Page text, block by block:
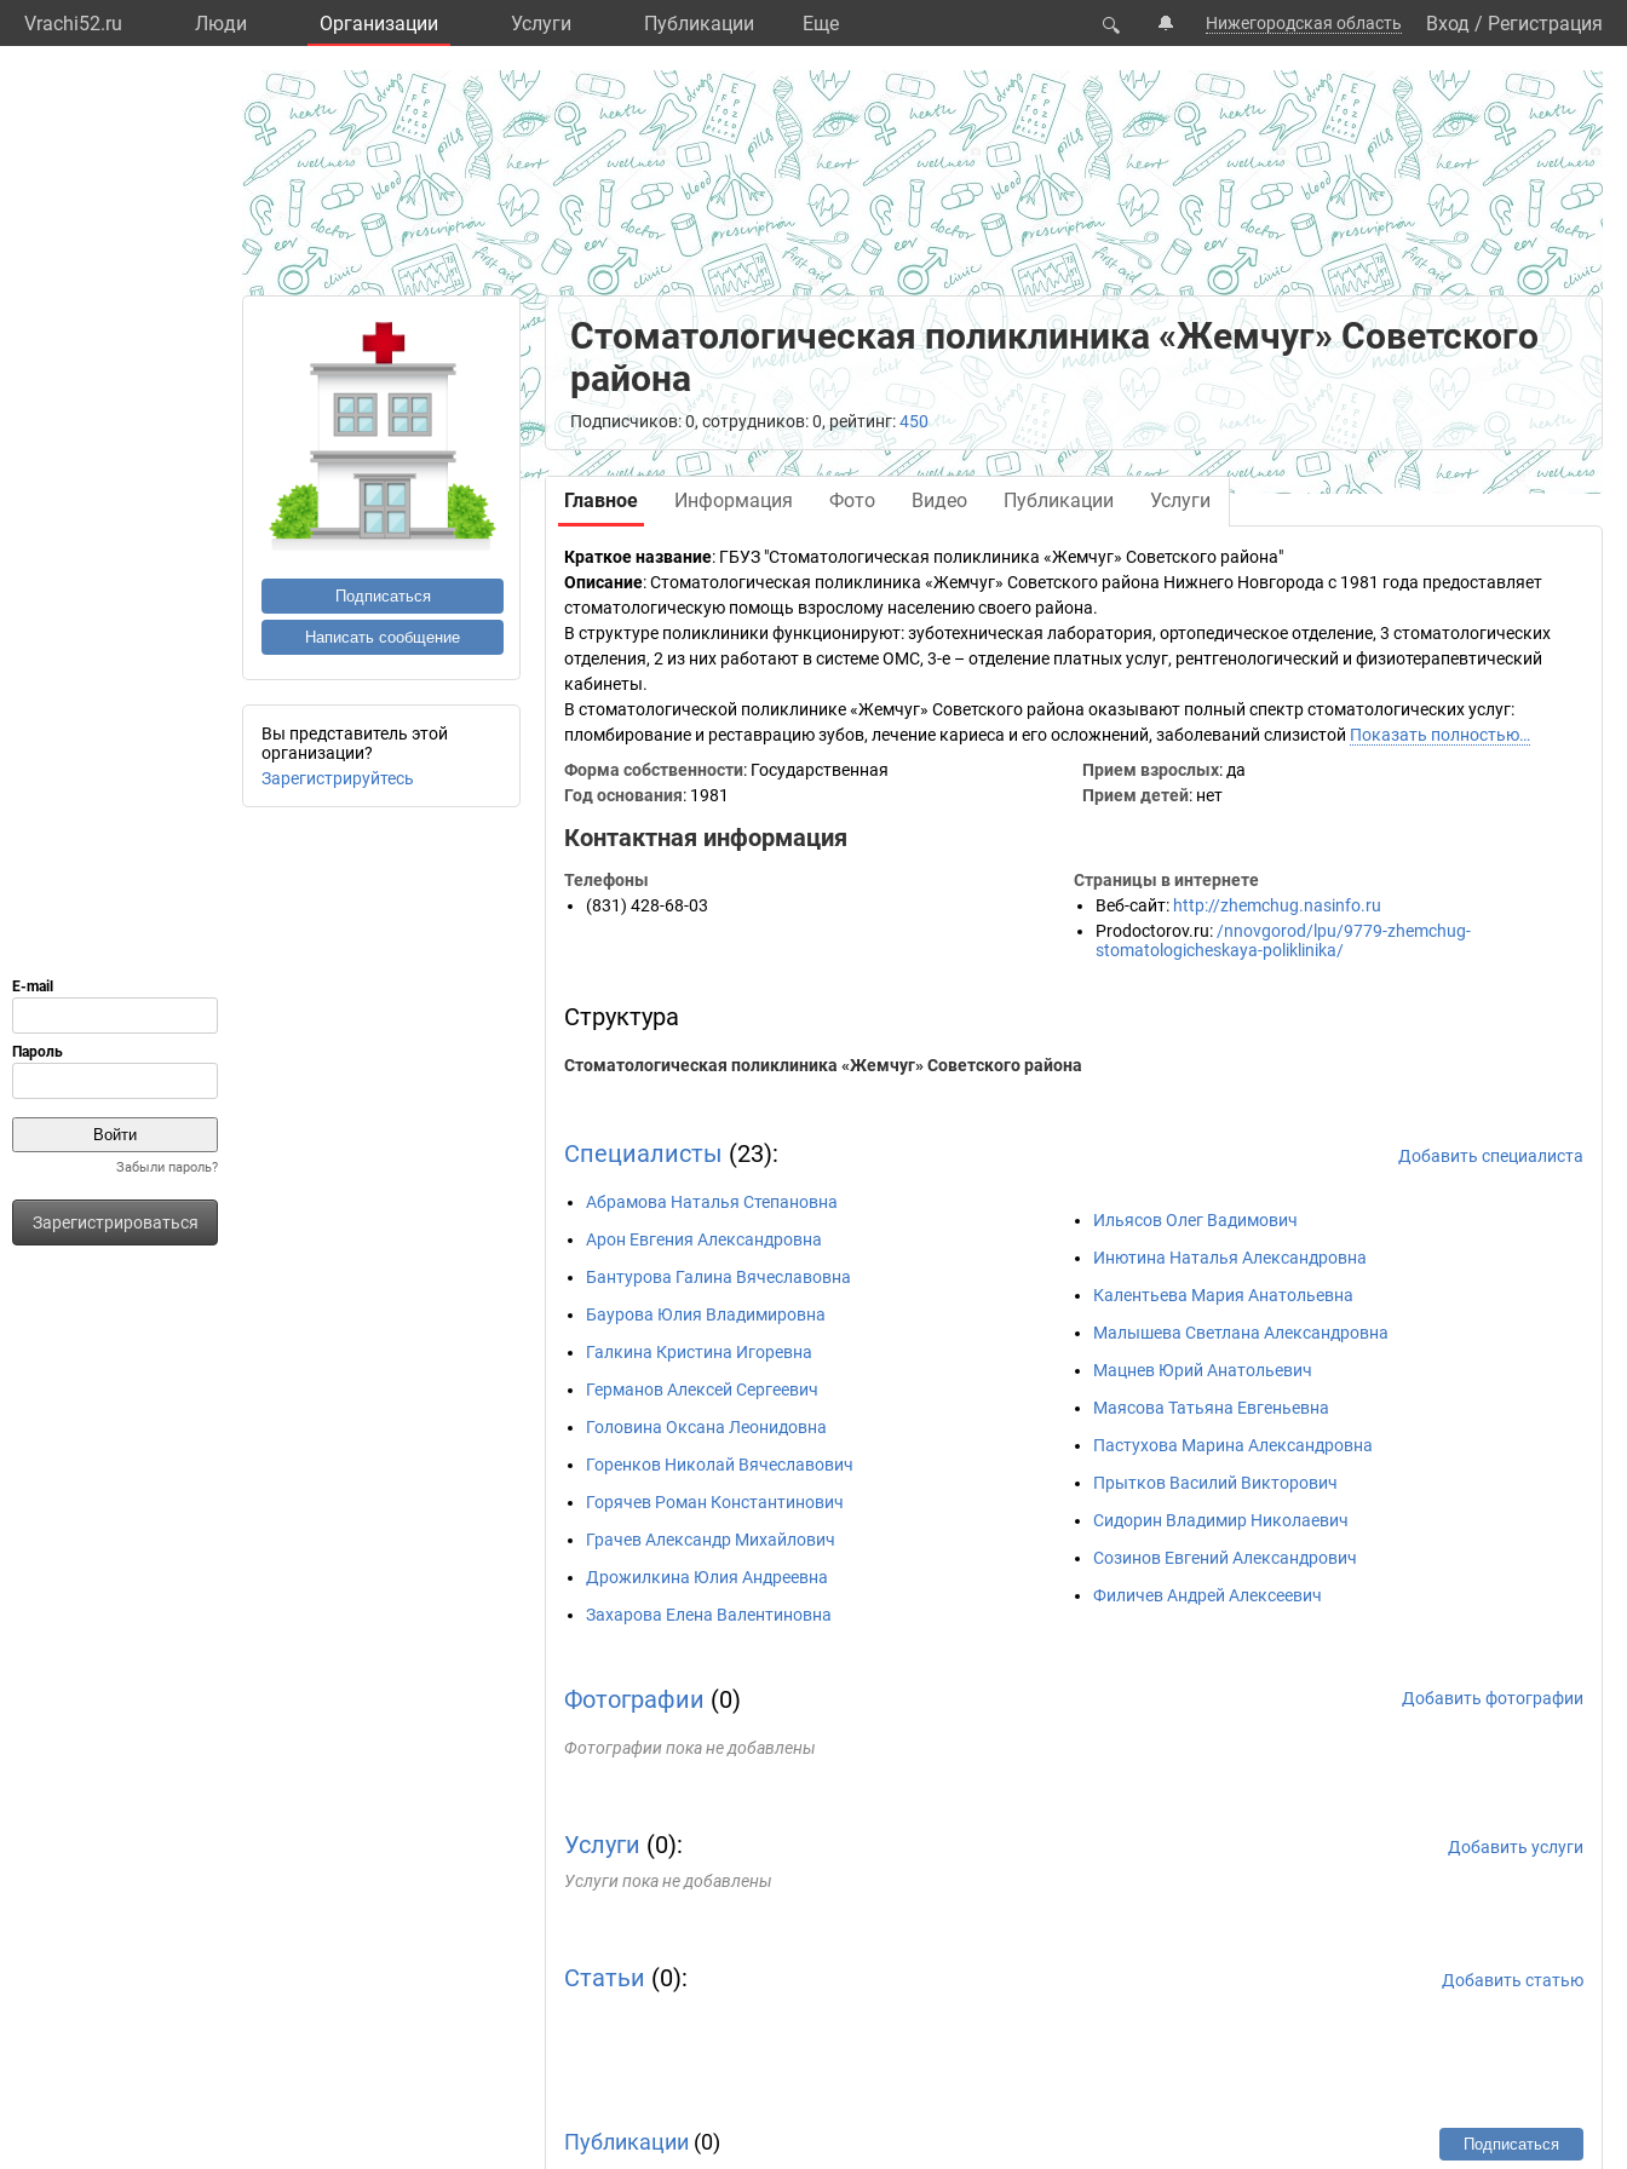
Vrachi52.ru Люди Организации Услуги Публикации Eще 🔍 🔔 Нижегородская область Вход / Регистрация
Забыли пароль?
Зарегистрироваться
Подписаться
Написать сообщение
Вы представитель этой
организации?
Зарегистрируйтесь
Стоматологическая поликлиника «Жемчуг» Советского
района
Подписчиков: 0, сотрудников: 0, рейтинг:450
Главное Информация Фото Видео Публикации Услуги
Краткое название: ГБУЗ "Стоматологическая поликлиника «Жемчуг» Советского района"
Описание: Стоматологическая поликлиника «Жемчуг» Советского района Нижнего Новгорода с 1981 года предоставляет
стоматологическую помощь взрослому населению своего района.
В структуре поликлиники функционируют: зуботехническая лаборатория, ортопедическое отделение, 3 стоматологических
отделения, 2 из них работают в системе ОМС, 3-е – отделение платных услуг, рентгенологический и физиотерапевтический
кабинеты.
В стоматологической поликлинике «Жемчуг» Советского района оказывают полный спектр стоматологических услуг:
пломбирование и реставрацию зубов, лечение кариеса и его осложнений, заболеваний слизистой Показать полностью…
Форма собственности: Государственная
Год основания: 1981
Прием взрослых: да
Прием детей: нет
Контактная информация
Телефоны
(831) 428-68-03
Страницы в интернете
Веб-сайт: http://zhemchug.nasinfo.ru
Prodoctorov.ru: /nnovgorod/lpu/9779-zhemchug-
stomatologicheskaya-poliklinika/
Структура
Стоматологическая поликлиника «Жемчуг» Советского района
Специалисты (23): Добавить специалиста
Абрамова Наталья Степановна
Арон Евгения Александровна
Бантурова Галина Вячеславовна
Баурова Юлия Владимировна
Галкина Кристина Игоревна
Германов Алексей Сергеевич
Головина Оксана Леонидовна
Горенков Николай Вячеславович
Горячев Роман Константинович
Грачев Александр Михайлович
Дрожилкина Юлия Андреевна
Захарова Елена Валентиновна
Ильясов Олег Вадимович
Инютина Наталья Александровна
Калентьева Мария Анатольевна
Малышева Светлана Александровна
Мацнев Юрий Анатольевич
Маясова Татьяна Евгеньевна
Пастухова Марина Александровна
Прытков Василий Викторович
Сидорин Владимир Николаевич
Созинов Евгений Александрович
Филичев Андрей Алексеевич
Фотографии (0) Добавить фотографии
Фотографии пока не добавлены
Услуги (0):
Добавить услуги
Услуги пока не добавлены
Статьи (0): Добавить статью
Публикации (0) Подписаться